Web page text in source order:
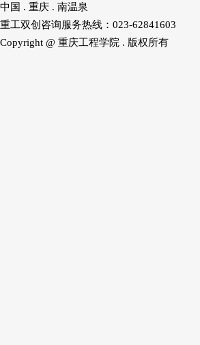
中国 . 重庆 . 南温泉
重工双创咨询服务热线：023-62841603
Copyright @ 重庆工程学院 . 版权所有